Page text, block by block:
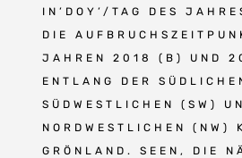
IN’DOY’/TAG DES
DIE
JAHREN 2018 (B) UND
ENTLANG DER
SÜDWESTLICHEN (SW)
NORDWESTLICHEN (NW)
GRÖNLAND. SEEN, DIE